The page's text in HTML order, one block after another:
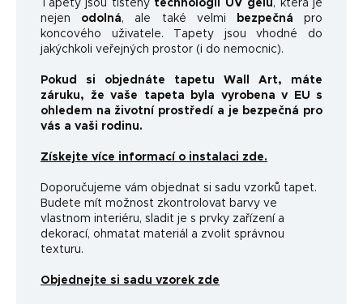
Tapety jsou tištěny technologií UV gelu , která je
nejen odolná, ale také velmi bezpečná pro
koncového uživatele. Tapety jsou vhodné do
jakýchkoli veřejných prostor (i do nemocnic).
Pokud si objednáte tapetu Wall Art, máte
záruku, že vaše tapeta byla vyrobena v EU s
ohledem na životní prostředí a je bezpečná pro
vás a vaši rodinu.
Získejte více informací o instalaci zde.
Doporučujeme vám objednat si sadu vzorků tapet.
Budete mít možnost zkontrolovat barvy ve
vlastnom interiéru, sladit je s prvky zařízení a
dekorací, ohmatat materiál a zvolit správnou
texturu.
Objednejte si sadu vzorek zde